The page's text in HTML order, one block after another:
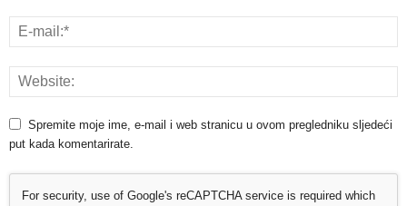
Spremite moje ime, e-mail i web stranicu u ovom pregledniku sljedeći
put kada komentarirate.
For security, use of Google's reCAPTCHA service is required which